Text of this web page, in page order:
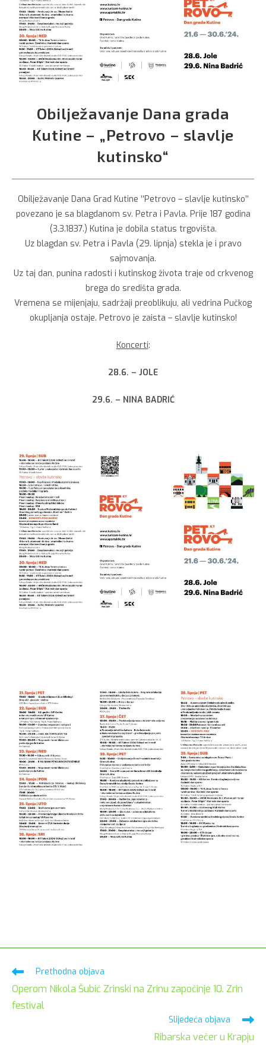
Obilježavanje Dana grada
Kutine – „Petrovo – slavlje
kutinsko“
Obilježavanje Dana Grad Kutine ‘’Petrovo – slavlje kutinsko’’
povezano je sa blagdanom sv. Petra i Pavla. Prije 187 godina
(3.3.1837.) Kutina je dobila status trgovišta.
Uz blagdan sv. Petra i Pavla (29. lipnja) stekla je i pravo
sajmovanja.
Uz taj dan, punina radosti i kutinskog života traje od crkvenog
brega do središta grada.
Vremena se mijenjaju, sadržaji preoblikuju, ali vedrina Pučkog
okupljanja ostaje. Petrovo je zaista – slavlje kutinsko!
Koncerti:
28.6. – JOLE
29.6. – NINA BADRIĆ
Pročitaj
članaka
Prethodna objava
Operom Nikola Šubić Zrinski na Zrinu započinje 10. Zrin
festival
Slijedeća objava
Ribarska večer u Krapju